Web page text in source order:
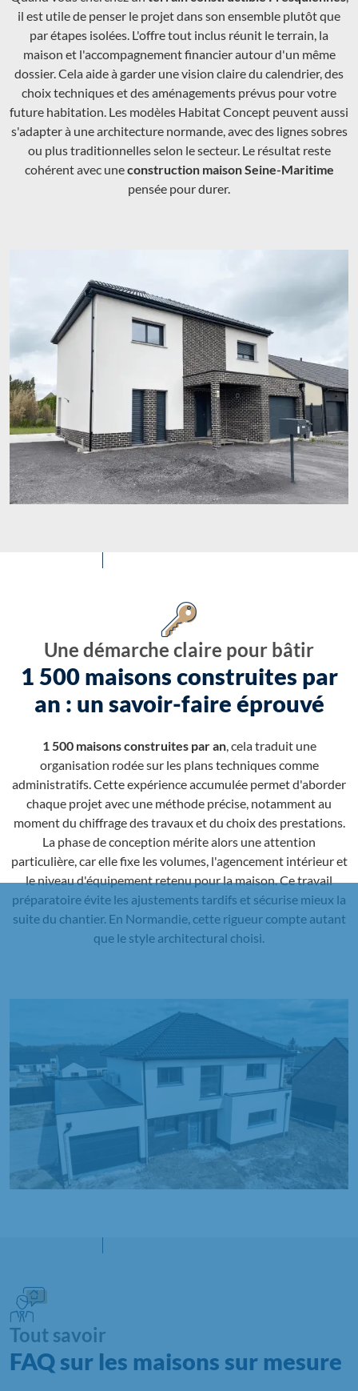
il est utile de penser le projet dans son ensemble plutôt que
par étapes isolées. L'offre tout inclus réunit le terrain, la
maison et l'accompagnement financier autour d'un même
dossier. Cela aide à garder une vision claire du calendrier, des
choix techniques et des aménagements prévus pour votre
future habitation. Les modèles Habitat Concept peuvent aussi
s'adapter à une architecture normande, avec des lignes sobres
ou plus traditionnelles selon le secteur. Le résultat reste
cohérent avec uneconstruction maison Seine-Maritime
pensée pour durer.
Une démarche claire pour bâtir
1 500 maisons construites par
an : un savoir-faire éprouvé
1 500 maisons construites par an, cela traduit une
organisation rodée sur les plans techniques comme
administratifs. Cette expérience accumulée permet d'aborder
chaque projet avec une méthode précise, notamment au
moment du chiffrage des travaux et du choix des prestations.
La phase de conception mérite alors une attention
particulière, car elle fixe les volumes, l'agencement intérieur et
le niveau d'équipement retenu pour la maison. Ce travail
préparatoire évite les ajustements tardifs et sécurise mieux la
suite du chantier. En Normandie, cette rigueur compte autant
que le style architectural choisi.
Tout savoir
FAQ sur les maisons sur mesure